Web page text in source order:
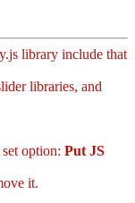
library include that
libraries, and
option: Put JS
it.